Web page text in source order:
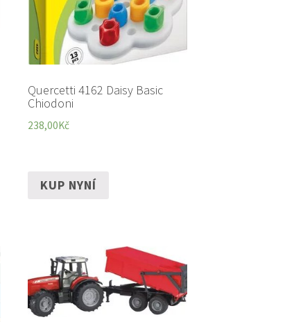
Quercetti 4162 Daisy Basic
Chiodoni
238,00Kč
KUP NYNÍ